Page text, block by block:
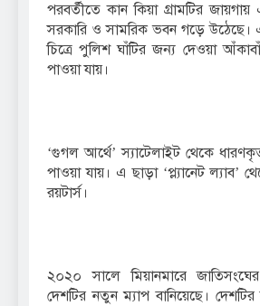
পরবর্তীতে কান কিয়া গ্রামটির
সরকারি ও সামরিক ভবন গড়ে উঠেছে।
চিত্রে পুলিশ ঘাঁটির জন্য দেওয়া
পাওয়া যায়।
‘গুগল আর্থে’ স্যাটেলাইট থেকে
পাওয়া যায়। এ ছাড়া ‘প্ল্যানেট ল্যাব’
রয়টার্স।
২০২০ সালে মিয়ানমারে জাতিসংঘের
দেশটির নতুন ম্যাপ বানিয়েছে। দেশটির